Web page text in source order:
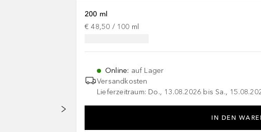
200 ml
€ 48,50 / 100 ml
Online: auf Lager
Versandkosten
Lieferzeitraum: Do., 13.08.2026 bis Sa.,
IN DEN